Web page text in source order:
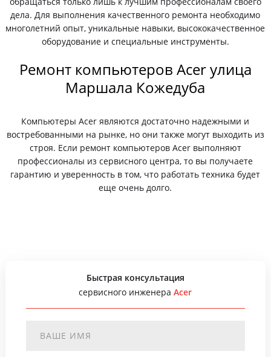
дела. Для выполнения качественного ремонта необходимо
многолетний опыт, уникальные навыки, высококачественное
оборудование и специальные инструменты.
Ремонт компьютеров Acer улица
Маршала Кожедуба
Компьютеры Acer являются достаточно надежными и
востребованными на рынке, но они также могут выходить из
строя. Если ремонт компьютеров Acer выполняют
профессионалы из сервисного центра, то вы получаете
гарантию и уверенность в том, что работать техника будет
еще очень долго.
Быстрая консультация
сервисного инженераAcer